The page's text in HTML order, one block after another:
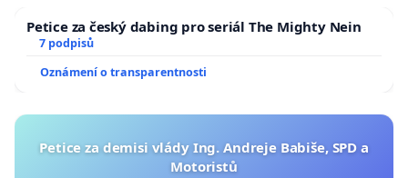
Petice za český dabing pro seriál The Mighty Nein
7 podpisů
Oznámení o transparentnosti
Petice za demisi vlády Ing. Andreje Babiše, SPD a
Motoristů